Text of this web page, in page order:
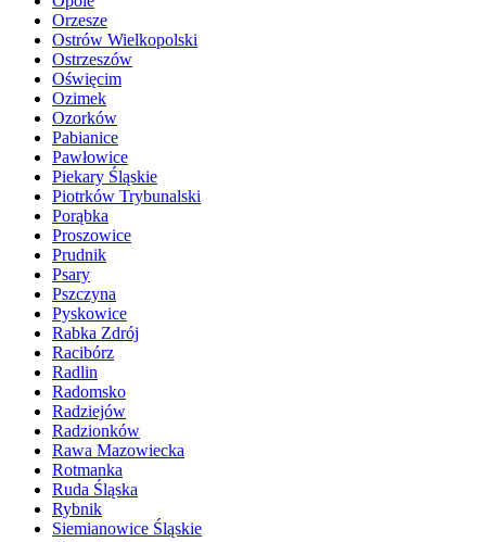
Orzesze
Ostrów Wielkopolski
Ostrzeszów
Oświęcim
Ozimek
Ozorków
Pabianice
Pawłowice
Piekary Śląskie
Piotrków Trybunalski
Porąbka
Proszowice
Prudnik
Psary
Pszczyna
Pyskowice
Rabka Zdrój
Racibórz
Radlin
Radomsko
Radziejów
Radzionków
Rawa Mazowiecka
Rotmanka
Ruda Śląska
Rybnik
Siemianowice Śląskie